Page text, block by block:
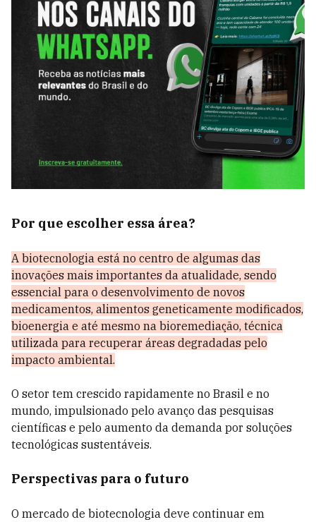
Por que escolher essa área?
A biotecnologia está no centro de algumas das
inovações mais importantes da atualidade, sendo
essencial para o desenvolvimento de novos
medicamentos, alimentos geneticamente modificados,
bioenergia e até mesmo na bioremediação, técnica
utilizada para recuperar áreas degradadas pelo
impacto ambiental.
O setor tem crescido rapidamente no Brasil e no
mundo, impulsionado pelo avanço das pesquisas
científicas e pelo aumento da demanda por soluções
tecnológicas sustentáveis.
Perspectivas para o futuro
O mercado de biotecnologia deve continuar em